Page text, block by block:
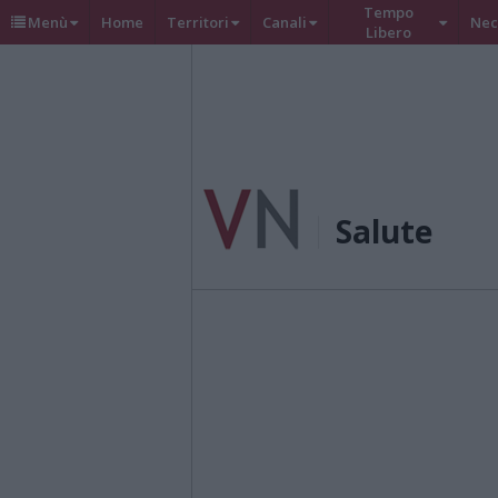
Menù Home Territori Canali
Tempo
Libero
Salute